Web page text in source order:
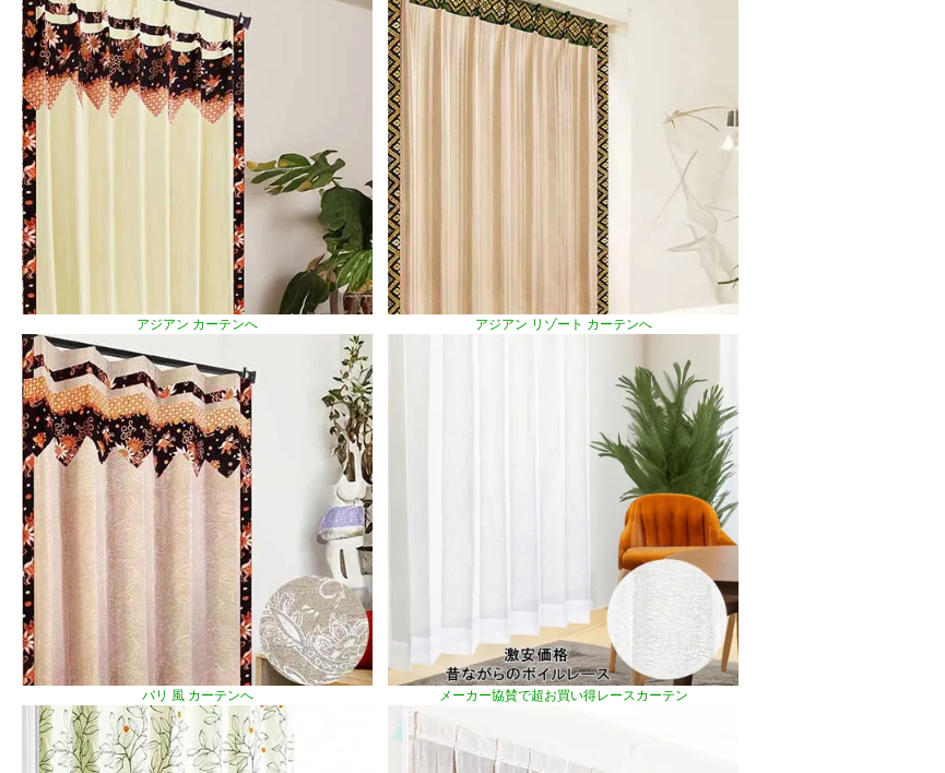
アジアン カーテンへ アジアン リゾート カーテンへ
バリ 風 カーテンへ メーカー協賛で超お買い得レースカーテン